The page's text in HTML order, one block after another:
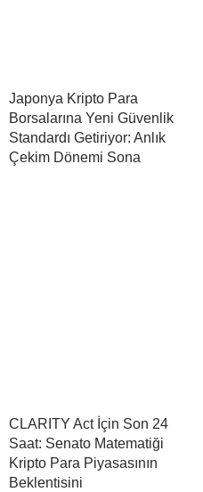
Japonya Kripto Para
Borsalarına Yeni Güvenlik
Standardı Getiriyor: Anlık
Çekim Dönemi Sona
CLARITY Act İçin Son 24
Saat: Senato Matematiği
Kripto Para Piyasasının
Beklentisini